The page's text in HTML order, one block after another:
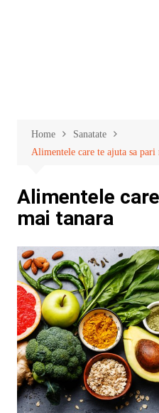
Home
Sanatate
Alimentele care te ajuta sa pari
Alimentele
mai tanara